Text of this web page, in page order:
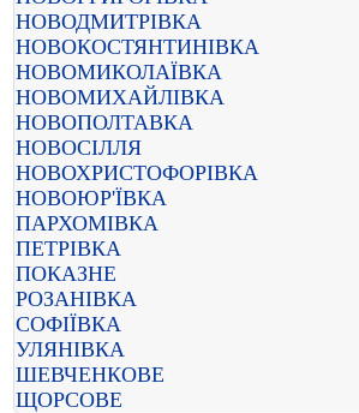
НОВОДМИТРІВКА
НОВОКОСТЯНТИНІВКА
НОВОМИКОЛАЇВКА
НОВОМИХАЙЛІВКА
НОВОПОЛТАВКА
НОВОСІЛЛЯ
НОВОХРИСТОФОРІВКА
НОВОЮР'ЇВКА
ПАРХОМІВКА
ПЕТРІВКА
ПОКАЗНЕ
РОЗАНІВКА
СОФІЇВКА
УЛЯНІВКА
ШЕВЧЕНКОВЕ
ЩОРСОВЕ